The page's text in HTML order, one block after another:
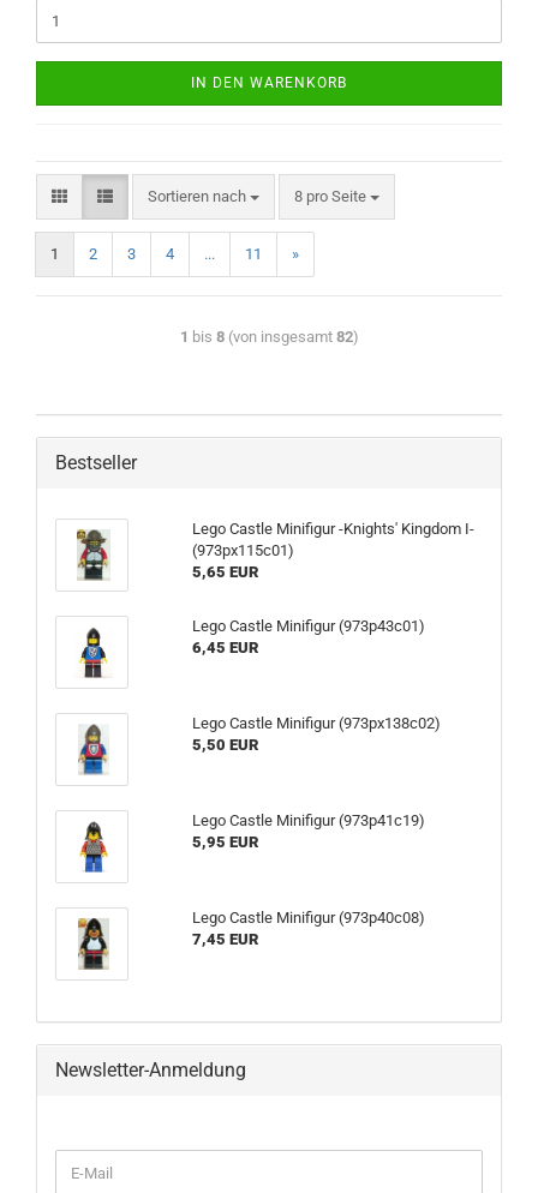
IN DEN WARENKORB
Sortieren nach 8 pro Seite
1 2 3 4 ... 11 »
1 bis 8(von insgesamt 82)
Bestseller
Lego Castle Minifigur -Knights' Kingdom I-
(973px115c01)
5,65 EUR
Lego Castle Minifigur (973p43c01)
6,45 EUR
Lego Castle Minifigur (973px138c02)
5,50 EUR
Lego Castle Minifigur (973p41c19)
5,95 EUR
Lego Castle Minifigur (973p40c08)
7,45 EUR
Newsletter-Anmeldung